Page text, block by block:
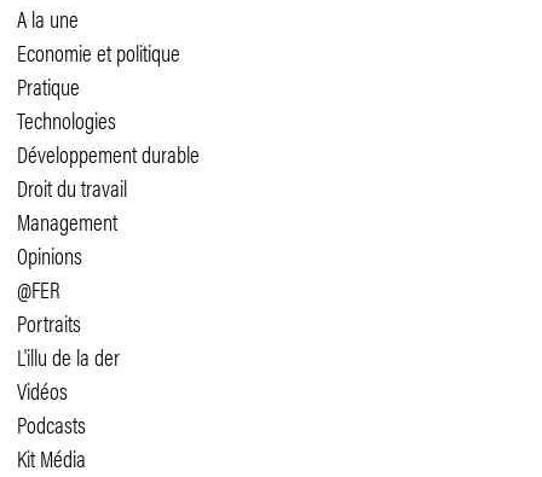
A la une
Economie et politique
Pratique
Technologies
Développement durable
Droit du travail
Management
Opinions
@FER
Portraits
L'illu de la der
Vidéos
Podcasts
Kit Média